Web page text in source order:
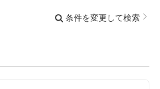
条件を変更して検索